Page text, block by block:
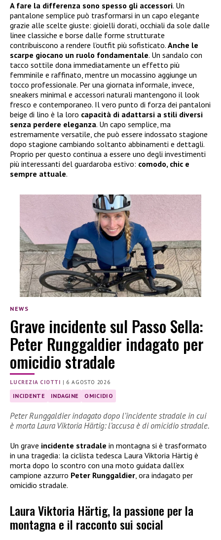
A fare la differenza sono spesso gli accessori. Un
pantalone semplice può trasformarsi in un capo elegante
grazie alle scelte giuste: gioielli dorati, occhiali da sole dalle
linee classiche e borse dalle forme strutturate
contribuiscono a rendere l’outfit più sofisticato. Anche le
scarpe giocano un ruolo fondamentale. Un sandalo con
tacco sottile dona immediatamente un effetto più
femminile e raffinato, mentre un mocassino aggiunge un
tocco professionale. Per una giornata informale, invece,
sneakers minimal e accessori naturali mantengono il look
fresco e contemporaneo. Il vero punto di forza dei pantaloni
beige di lino è la loro capacità di adattarsi a stili diversi
senza perdere eleganza. Un capo semplice, ma
estremamente versatile, che può essere indossato stagione
dopo stagione cambiando soltanto abbinamenti e dettagli.
Proprio per questo continua a essere uno degli investimenti
più interessanti del guardaroba estivo: comodo, chic e
sempre attuale.
NEWS
Grave incidente sul Passo Sella:
Peter Runggaldier indagato per
omicidio stradale
LUCREZIA CIOTTI | 6 AGOSTO 2026
INCIDENTE INDAGINE OMICIDIO
Peter Runggaldier indagato dopo l’incidente stradale in cui
è morta Laura Viktoria Härtig: l’accusa è di omicidio stradale.
Un grave incidente stradale in montagna si è trasformato
in una tragedia: la ciclista tedesca Laura Viktoria Härtig è
morta dopo lo scontro con una moto guidata dall’ex
campione azzurro Peter Runggaldier, ora indagato per
omicidio stradale.
Laura Viktoria Härtig, la passione per la
montagna e il racconto sui social